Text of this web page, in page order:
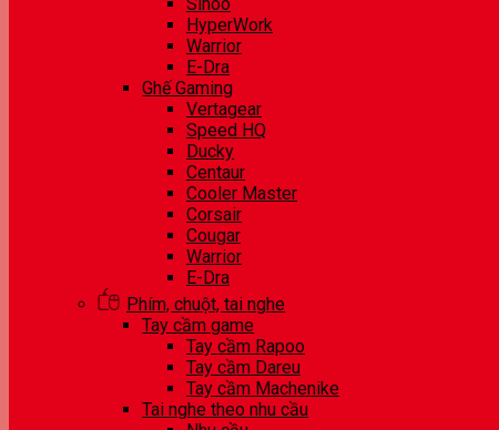
HyperWork
Warrior
E-Dra
Ghế Gaming
Vertagear
Speed HQ
Ducky
Centaur
Cooler Master
Corsair
Cougar
Warrior
E-Dra
Phím, chuột, tai nghe
Tay cầm game
Tay cầm Rapoo
Tay cầm Dareu
Tay cầm Machenike
Tai nghe theo nhu cầu